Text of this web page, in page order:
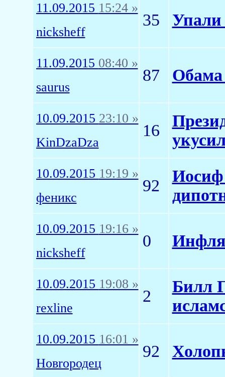
11.09.2015 15:24 »
nicksheff
35 Упали
11.09.2015 08:40 »
saurus
87 Обама
10.09.2015 23:10 »
KinDzaDza
16
10.09.2015 19:19 »
феникс
92
Иосиф
10.09.2015 19:16 »
nicksheff
0
10.09.2015 19:08 »
rexline
2
Билл
10.09.2015 16:01 »
Новrородец
92